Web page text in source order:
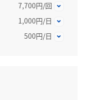
7,700円/回
1,000円/日
500円/日